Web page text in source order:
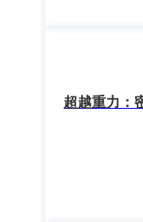
超越重力：